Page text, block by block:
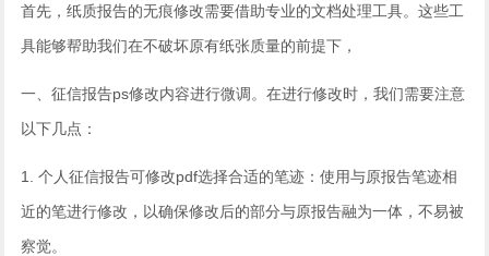
首先，纸质报告的无痕修改需要借助专业的文档处理工具。这些工
具能够帮助我们在不破坏原有纸张质量的前提下，
一、征信报告ps修改内容进行微调。在进行修改时，我们需要注意
以下几点：
1. 个人征信报告可修改pdf选择合适的笔迹：使用与原报告笔迹相
近的笔进行修改，以确保修改后的部分与原报告融为一体，不易被
察觉。